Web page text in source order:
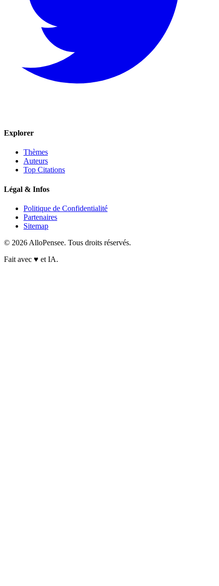
Explorer
Thèmes
Auteurs
Top Citations
Légal & Infos
Politique de Confidentialité
Partenaires
Sitemap
© 2026 AlloPensee. Tous droits réservés.
Fait avec ♥ et IA.